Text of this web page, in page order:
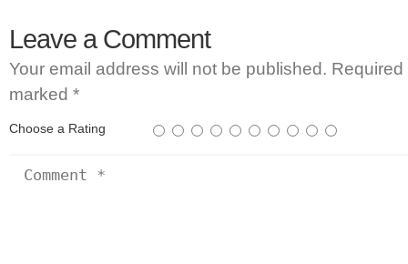
Leave a Comment
Your email address will not be published. Required
marked *
Choose a Rating